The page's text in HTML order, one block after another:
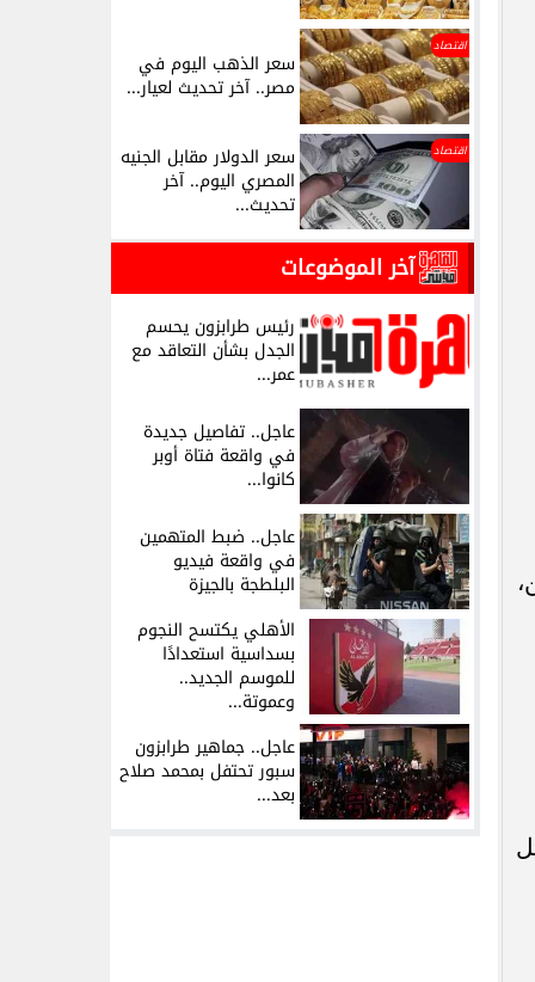
اقتصاد
سعر الذهب اليوم في
مصر.. آخر تحديث لعيار...
اقتصاد سعر الدولار مقابل الجنيه
المصري اليوم.. آخر
تحديث...
آخر الموضوعات
رئيس طرابزون يحسم
الجدل بشأن التعاقد مع
عمر...
عاجل.. تفاصيل جديدة
في واقعة فتاة أوبر
كانوا...
عاجل.. ضبط المتهمين
في واقعة فيديو
البلطجة بالجيزة
الأهلي يكتسح النجوم
بسداسية استعدادًا
للموسم الجديد..
وعموتة...
عاجل.. جماهير طرابزون
سبور تحتفل بمحمد صلاح
بعد...